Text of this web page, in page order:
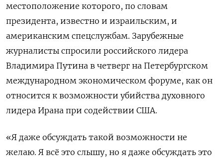
местоположение которого, по словам
президента, известно и израильским, и
американским спецслужбам. Зарубежные
журналисты спросили российского лидера
Владимира Путина в четверг на Петербургском
международном экономическом форуме, как он
относится к возможности убийства духовного
лидера Ирана при содействии США.
«Я даже обсуждать такой возможности не
желаю. Я всё это слышу, но я даже обсуждать это